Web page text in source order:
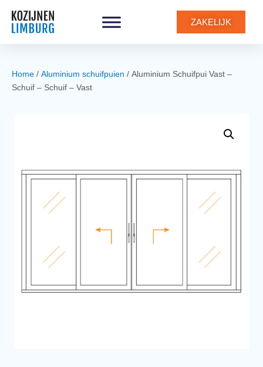
ZAKELIJK
Home / Aluminium schuifpuien / Aluminium Schuifpui Vast –
Schuif – Schuif – Vast